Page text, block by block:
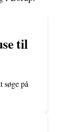
til
søge på